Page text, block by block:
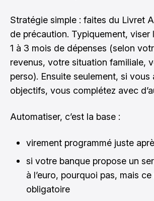
Stratégie simple : faites du Livret
de précaution. Typiquement, viser
1 à 3 mois de dépenses (selon
revenus, votre situation familiale,
perso). Ensuite seulement, si vous
objectifs, vous complétez avec
Automatiser, c’est la base :
virement programmé juste
si votre banque propose un
à l’euro, pourquoi pas, mais ce
obligatoire